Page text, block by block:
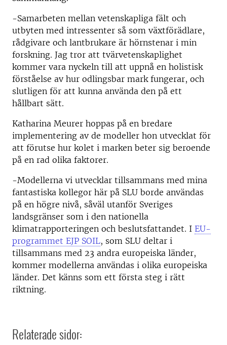
-Samarbeten mellan vetenskapliga fält och
utbyten med intressenter så som växtförädlare,
rådgivare och lantbrukare är hörnstenar i min
forskning. Jag tror att tvärvetenskaplighet
kommer vara nyckeln till att uppnå en holistisk
förståelse av hur odlingsbar mark fungerar, och
slutligen för att kunna använda den på ett
hållbart sätt.
Katharina Meurer hoppas på en bredare
implementering av de modeller hon utvecklat för
att förutse hur kolet i marken beter sig beroende
på en rad olika faktorer.
-Modellerna vi utvecklar tillsammans med mina
fantastiska kollegor här på SLU borde användas
på en högre nivå, såväl utanför Sveriges
landsgränser som i den nationella
klimatrapporteringen och beslutsfattandet. I EU-
programmet EJP SOIL, som SLU deltar i
tillsammans med 23 andra europeiska länder,
kommer modellerna användas i olika europeiska
länder. Det känns som ett första steg i rätt
riktning.
Relaterade sidor: